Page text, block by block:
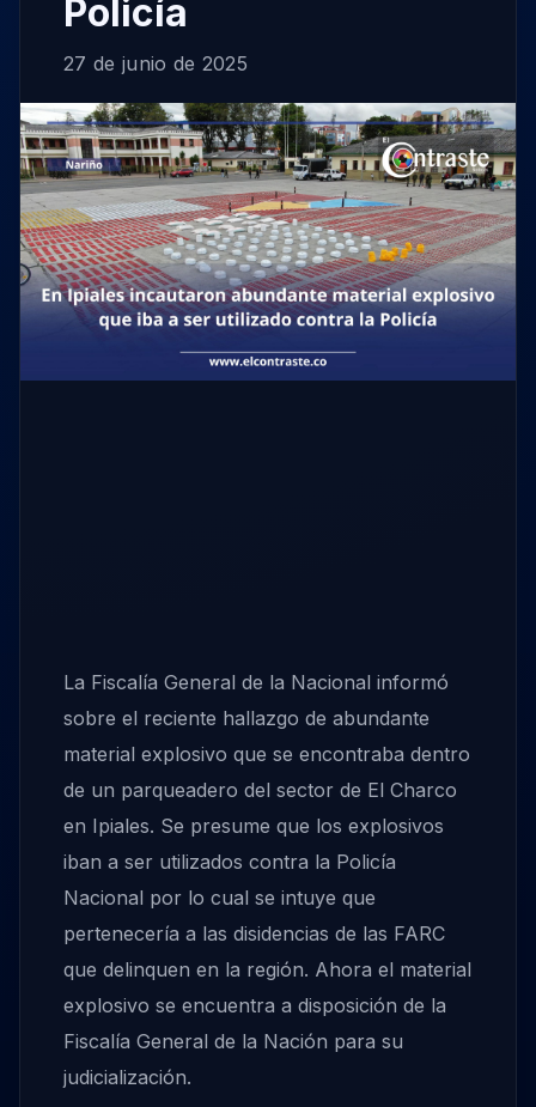
Policía
27 de junio de 2025
La Fiscalía General de la Nacional informó
sobre el reciente hallazgo de abundante
material explosivo que se encontraba dentro
de un parqueadero del sector de El Charco
en Ipiales. Se presume que los explosivos
iban a ser utilizados contra la Policía
Nacional por lo cual se intuye que
pertenecería a las disidencias de las FARC
que delinquen en la región. Ahora el material
explosivo se encuentra a disposición de la
Fiscalía General de la Nación para su
judicialización.